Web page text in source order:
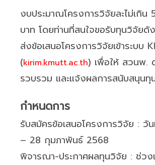
งบประมาณโครงการวิจัยละไม่เกิ
บาท โดยท่านที่สนใจขอรับทุนวิจัยดั
ส่งข้อเสนอโครงการวิจัยเข้าระบบ
(kirim.kmutt.ac.th) เพื่อให้ สวนพ.
รวบรวม และแจ้งผลการสนับสนุนทุ
กำหนดการ
รับสมัครข้อเสนอโครงการวิจัย : วั
– 28 กุมภาพันธ์ 2568
พิจารณา-ประกาศผลทุนวิจัย : ช่วง